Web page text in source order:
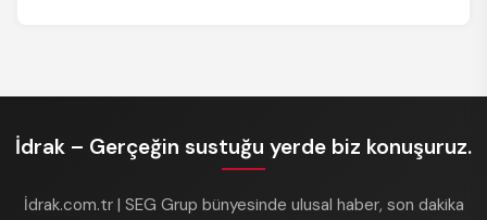
İdrak – Gerçeğin sustuğu yerde biz konuşuruz.
İdrak.com.tr | SEG Grup bünyesinde ulusal haber, son dakika